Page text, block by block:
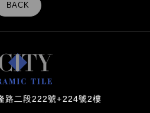
BACK
路二段222號+224號2樓